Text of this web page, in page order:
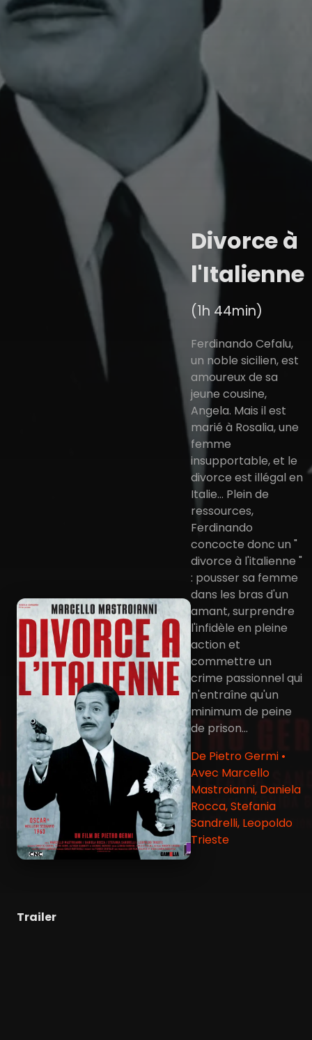
Divorce à
l'Italienne
(1h 44min)
Ferdinando Cefalu,
un noble sicilien, est
amoureux de sa
jeune cousine,
Angela. Mais il est
marié à Rosalia, une
femme
insupportable, et le
divorce est illégal en
Italie... Plein de
ressources,
Ferdinando
concocte donc un "
divorce à l'italienne "
: pousser sa femme
dans les bras d'un
amant, surprendre
l'infidèle en pleine
action et
commettre un
crime passionnel qui
n'entraîne qu'un
minimum de peine
de prison...
De Pietro Germi •
Avec Marcello
Mastroianni, Daniela
Rocca, Stefania
Sandrelli, Leopoldo
Trieste
Trailer